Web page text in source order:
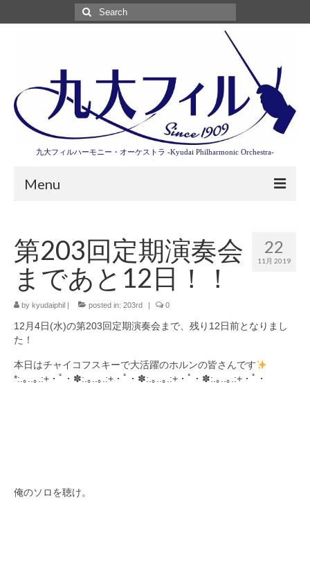
Search
for:
九大フィルハーモニー・オーケストラ -Kyudai Philharmonic Orchestra-
Menu
演奏会情報
卒業記念演奏会2027
九大フィルとは
九大フィルの歴史
ご寄付のお願い
22
11月 2019
第203回定期演奏会
まであと12日！！
by kyudaiphil posted in: 203rd 0
12月4日(水)の第203回定期演奏会まで、残り12日前となりまし
た！
本日はチャイコフスキーで大活躍のホルンの皆さんです
*:.｡..｡.:+・ﾟ・✽:.｡..｡.:+・ﾟ・✽:.｡..｡.:+・ﾟ・✽:.｡..｡.:+・ﾟ・
俺のソロを聴け。